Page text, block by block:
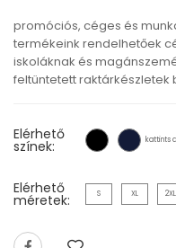
promóciós, céges és
termékeink rendelhetőek
iskoláknak és
feltüntetett raktárkészletek
Elérhető
színek: kattints
Elérhető
méretek: S XL 2XL